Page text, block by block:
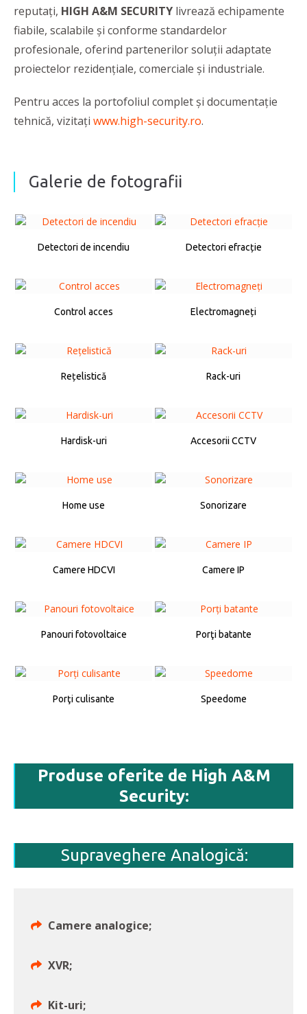
reputaţi, HIGH A&M SECURITY livrează echipamente
fiabile, scalabile și conforme standardelor
profesionale, oferind partenerilor soluții adaptate
proiectelor rezidențiale, comerciale și industriale.
Pentru acces la portofoliul complet și documentație
tehnică, vizitați www.high-security.ro.
Galerie de fotografii
Detectori de incendiu Detectori efracție
Control acces Electromagneți
Rețelistică Rack-uri
Hardisk-uri Accesorii CCTV
Home use Sonorizare
Camere HDCVI Camere IP
Panouri fotovoltaice Porţi batante
Porţi culisante Speedome
Produse oferite de High A&M
Security:
Supraveghere Analogică:
Camere analogice;
XVR;
Kit-uri;